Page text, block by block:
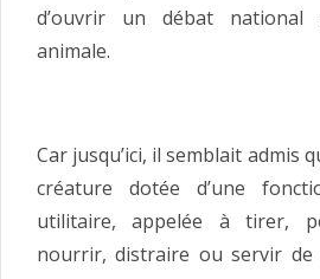
d’ouvrir un débat national
animale.
Car jusqu’ici, il semblait admis
créature dotée d’une
utilitaire, appelée à tirer,
nourrir, distraire ou servir de